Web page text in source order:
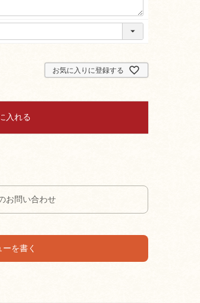
お気に入りに登録する
入れる
お問い合わせ
ーを書く